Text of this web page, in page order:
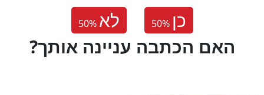
50% לא 50% כן
?האם הכתבה עניינה אותך